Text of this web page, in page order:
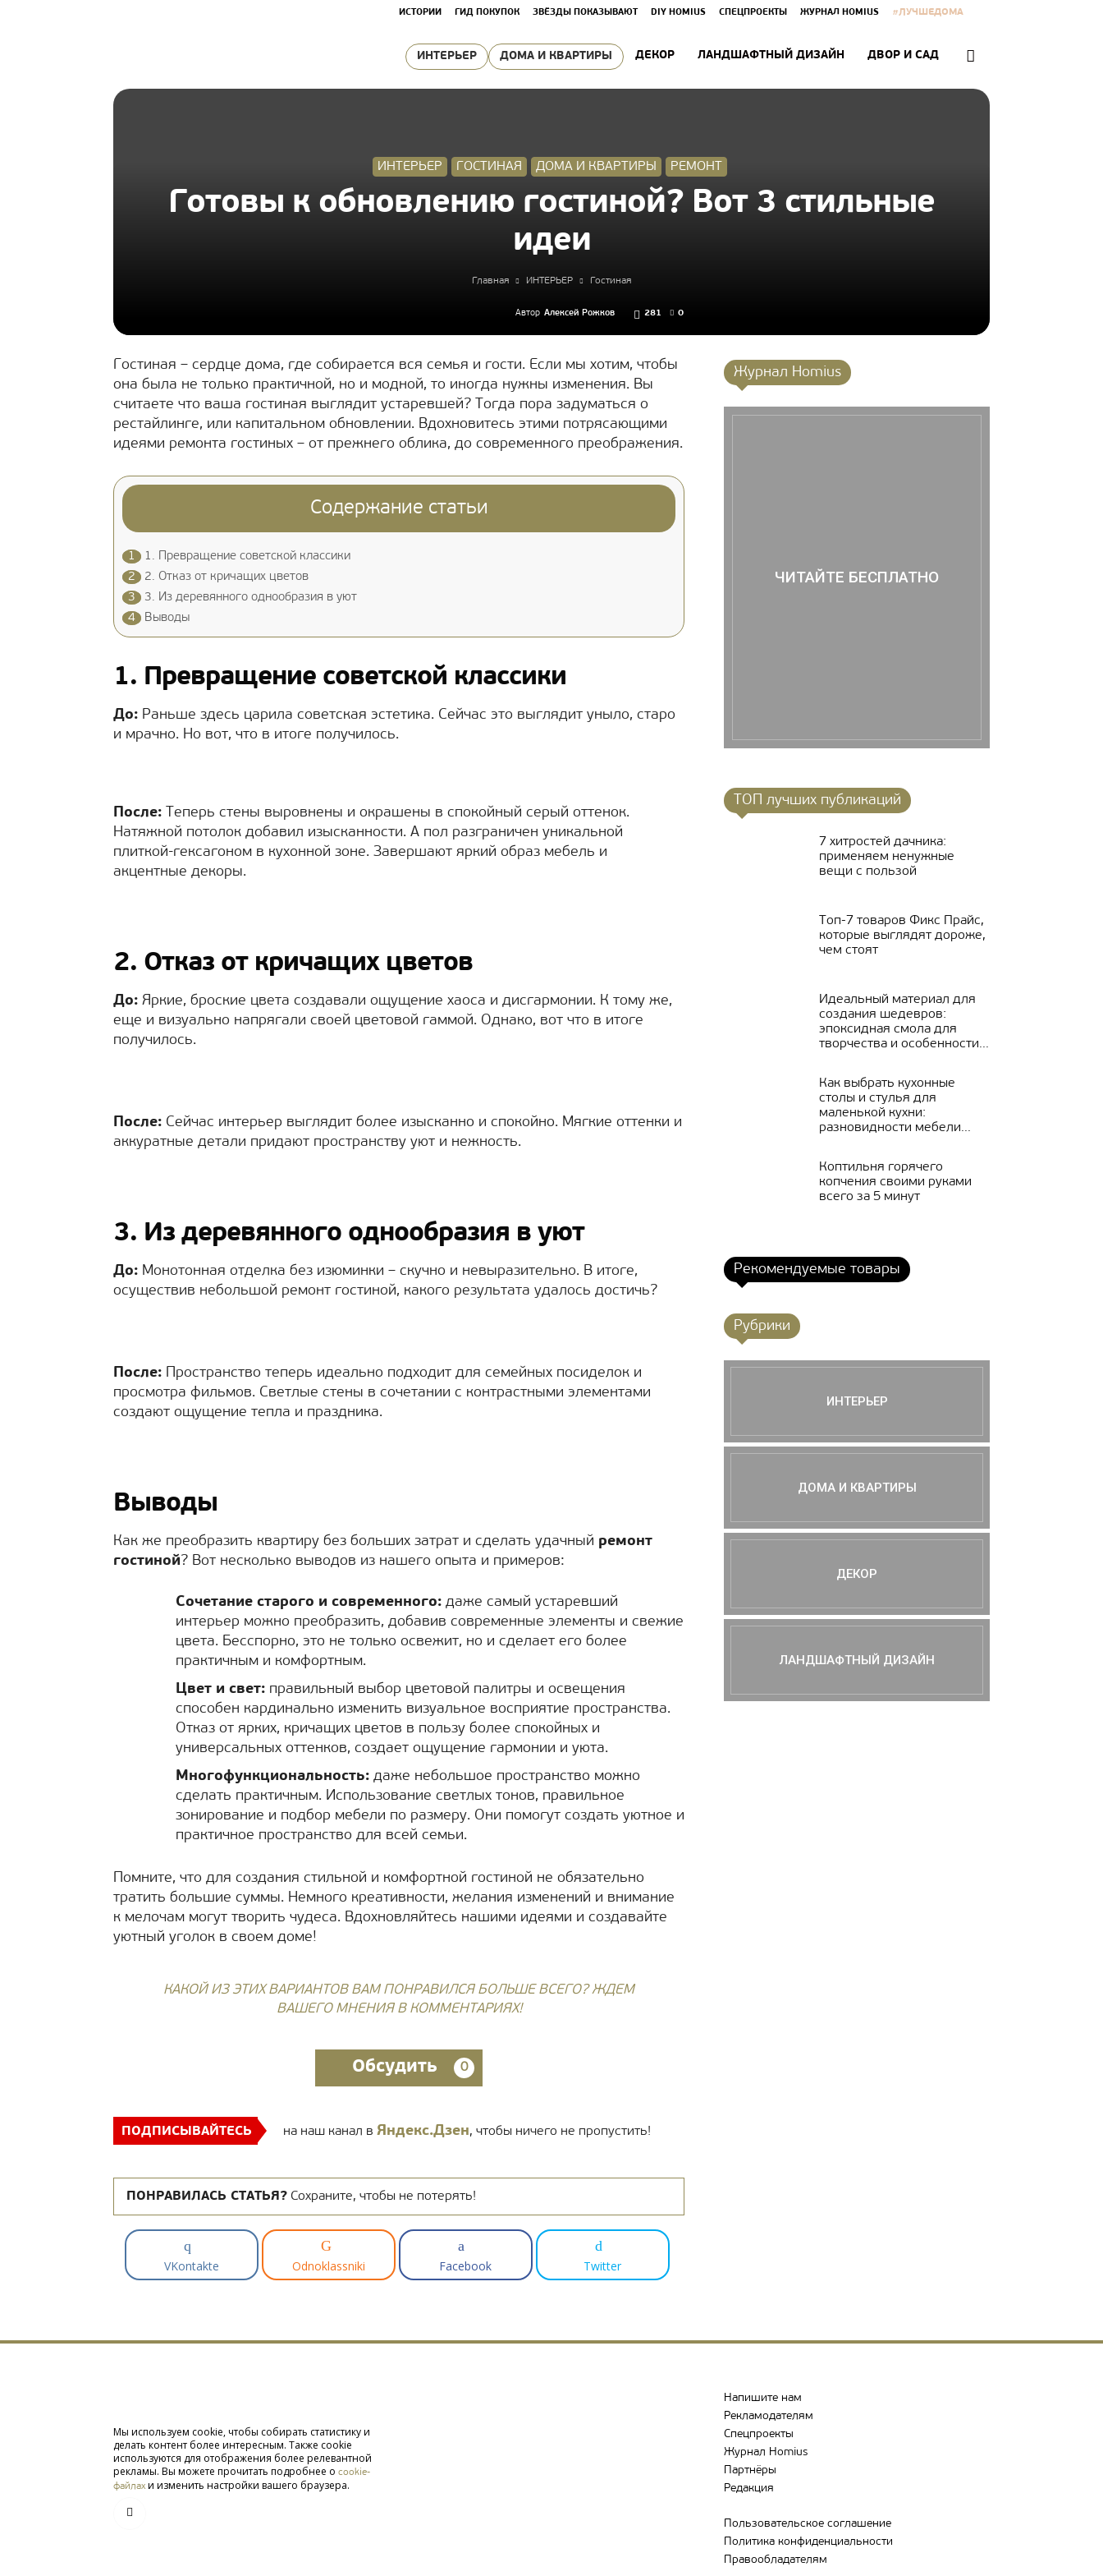
ИСТОРИИ ГИД ПОКУПОК ЗВЁЗДЫ ПОКАЗЫВАЮТ DIY HOMIUS СПЕЦПРОЕКТЫ ЖУРНАЛ HOMIUS #ЛУЧШЕДОМА
ИНТЕРЬЕР ДОМА И КВАРТИРЫ ДЕКОР ЛАНДШАФТНЫЙ ДИЗАЙН ДВОР И САД
ИНТЕРЬЕР ГОСТИНАЯ ДОМА И КВАРТИРЫ РЕМОНТ
Готовы к обновлению гостиной? Вот 3 стильные
идеи
Главная ИНТЕРЬЕР Гостиная
Автор Алексей Рожков 281 0
Гостиная – сердце дома, где собирается вся семья и гости. Если мы хотим, чтобы
она была не только практичной, но и модной, то иногда нужны изменения. Вы
считаете что ваша гостиная выглядит устаревшей? Тогда пора задуматься о
рестайлинге, или капитальном обновлении. Вдохновитесь этими потрясающими
идеями ремонта гостиных – от прежнего облика, до современного преображения.
Содержание статьи
1
1. Превращение советской классики
2
2. Отказ от кричащих цветов
3
3. Из деревянного однообразия в уют
4
Выводы
1. Превращение советской классики
До: Раньше здесь царила советская эстетика. Сейчас это выглядит уныло, старо
и мрачно. Но вот, что в итоге получилось.
После: Теперь стены выровнены и окрашены в спокойный серый оттенок.
Натяжной потолок добавил изысканности. А пол разграничен уникальной
плиткой-гексагоном в кухонной зоне. Завершают яркий образ мебель и
акцентные декоры.
2. Отказ от кричащих цветов
До: Яркие, броские цвета создавали ощущение хаоса и дисгармонии. К тому же,
еще и визуально напрягали своей цветовой гаммой. Однако, вот что в итоге
получилось.
После: Сейчас интерьер выглядит более изысканно и спокойно. Мягкие оттенки и
аккуратные детали придают пространству уют и нежность.
3. Из деревянного однообразия в уют
До: Монотонная отделка без изюминки – скучно и невыразительно. В итоге,
осуществив небольшой ремонт гостиной, какого результата удалось достичь?
После: Пространство теперь идеально подходит для семейных посиделок и
просмотра фильмов. Светлые стены в сочетании с контрастными элементами
создают ощущение тепла и праздника.
Выводы
Как же преобразить квартиру без больших затрат и сделать удачный ремонт
гостиной? Вот несколько выводов из нашего опыта и примеров:
Сочетание старого и современного: даже самый устаревший
интерьер можно преобразить, добавив современные элементы и свежие
цвета. Бесспорно, это не только освежит, но и сделает его более
практичным и комфортным.
Цвет и свет: правильный выбор цветовой палитры и освещения
способен кардинально изменить визуальное восприятие пространства.
Отказ от ярких, кричащих цветов в пользу более спокойных и
универсальных оттенков, создает ощущение гармонии и уюта.
Многофункциональность: даже небольшое пространство можно
сделать практичным. Использование светлых тонов, правильное
зонирование и подбор мебели по размеру. Они помогут создать уютное и
практичное пространство для всей семьи.
Помните, что для создания стильной и комфортной гостиной не обязательно
тратить большие суммы. Немного креативности, желания изменений и внимание
к мелочам могут творить чудеса. Вдохновляйтесь нашими идеями и создавайте
уютный уголок в своем доме!
КАКОЙ ИЗ ЭТИХ ВАРИАНТОВ ВАМ ПОНРАВИЛСЯ БОЛЬШЕ ВСЕГО? ЖДЕМ
ВАШЕГО МНЕНИЯ В КОММЕНТАРИЯХ!
Обсудить 0
ПОДПИСЫВАЙТЕСЬ на наш канал в Яндекс.Дзен, чтобы ничего не пропустить!
ПОНРАВИЛАСЬ СТАТЬЯ? Сохраните, чтобы не потерять!
VKontakte Odnoklassniki Facebook Twitter
Журнал Homius
ЧИТАЙТЕ БЕСПЛАТНО
ТОП лучших публикаций
7 хитростей дачника:
применяем ненужные
вещи с пользой
Топ-7 товаров Фикс Прайс,
которые выглядят дороже,
чем стоят
Идеальный материал для
создания шедевров:
эпоксидная смола для
творчества и особенности...
Как выбрать кухонные
столы и стулья для
маленькой кухни:
разновидности мебели...
Коптильня горячего
копчения своими руками
всего за 5 минут
Рекомендуемые товары
Рубрики
ИНТЕРЬЕР
ДОМА И КВАРТИРЫ
ДЕКОР
ЛАНДШАФТНЫЙ ДИЗАЙН
Мы используем cookie, чтобы собирать статистику и
делать контент более интересным. Также cookie
используются для отображения более релевантной
рекламы. Вы можете прочитать подробнее о cookie-
файлах и изменить настройки вашего браузера.
Напишите нам
Рекламодателям
Спецпроекты
Журнал Homius
Партнёры
Редакция
Пользовательское соглашение
Политика конфиденциальности
Правообладателям